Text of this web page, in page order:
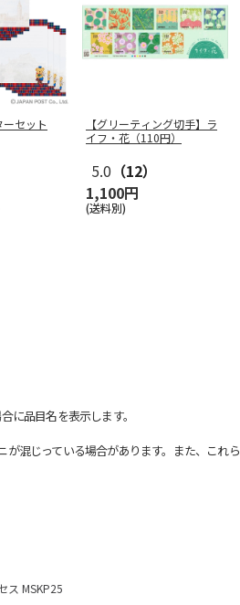
セット
【グリーティング切手】ラ
イフ・花（110円）
5.0 （12）
1,100円
(送料別)
に品目名を表示します。
じっている場合があります。また、これ
ス MSKP25